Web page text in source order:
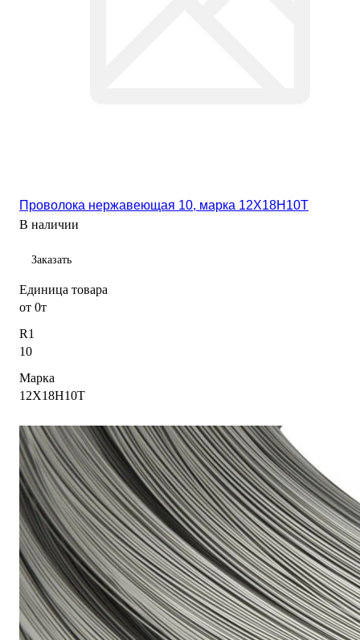
Проволока нержавеющая 10, марка 12Х18Н10Т
В наличии
Заказать
Единица товара
от 0т
R1
10
Марка
12Х18Н10Т